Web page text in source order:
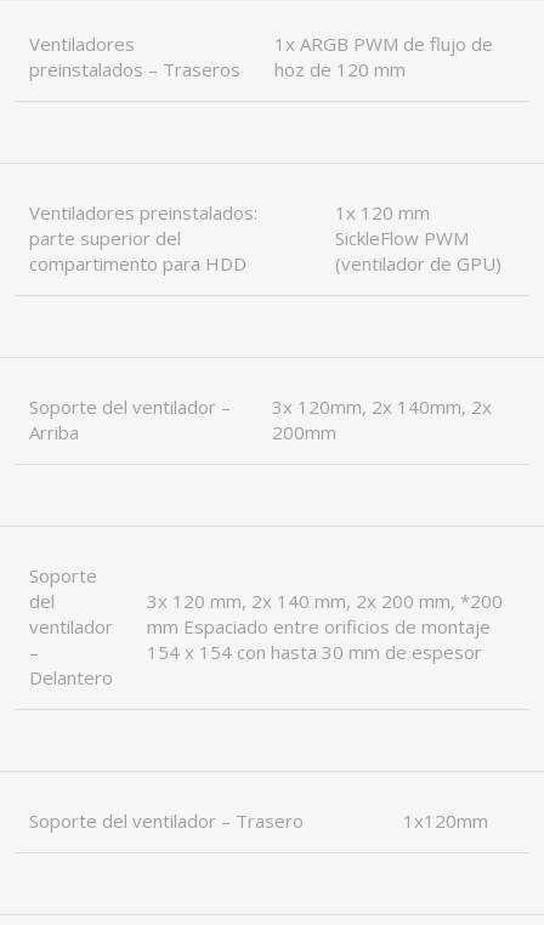
Ventiladores
preinstalados – Traseros
1x ARGB PWM de flujo de
hoz de 120 mm
Ventiladores preinstalados:
parte superior del
compartimento para HDD
1x 120 mm
SickleFlow PWM
(ventilador de GPU)
Soporte del ventilador –
Arriba
3x 120mm, 2x 140mm, 2x
200mm
Soporte
del
ventilador
–
Delantero
3x 120 mm, 2x 140 mm, 2x 200 mm, *200
mm Espaciado entre orificios de montaje
154 x 154 con hasta 30 mm de espesor
Soporte del ventilador – Trasero 1x120mm